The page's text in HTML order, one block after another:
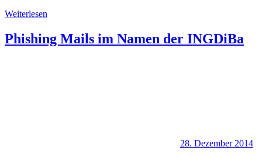
Weiterlesen
Phishing Mails im Namen der INGDiBa
28. Dezember 2014